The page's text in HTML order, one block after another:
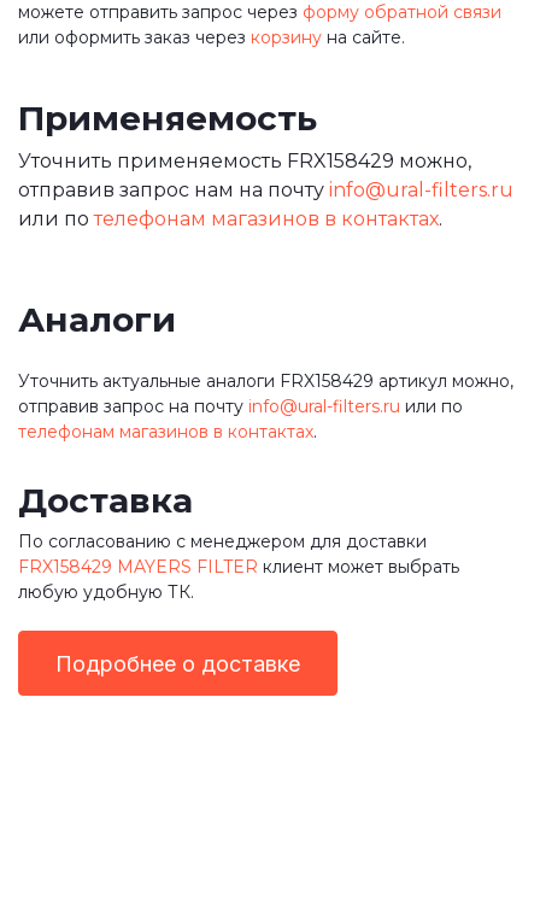
можете отправить запрос через форму обратной связи
или оформить заказ через корзину на сайте.
Применяемость
Уточнить применяемость FRX158429 можно,
отправив запрос нам на почту info@ural-filters.ru
или потелефонам магазинов в контактах.
Аналоги
Уточнить актуальные аналоги FRX158429 артикул можно,
отправив запрос на почту info@ural-filters.ru или по
телефонам магазинов в контактах.
Доставка
По согласованию с менеджером для доставки
FRX158429 MAYERS FILTER клиент может выбрать
любую удобную ТК.
Подробнее о доставке